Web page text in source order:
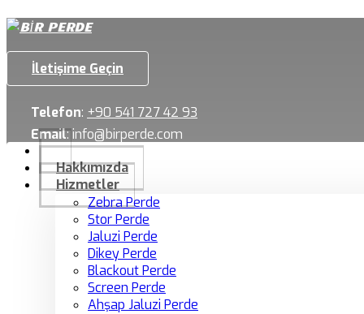
İletişime Geçin
Telefon: +90 541 727 42 93
Email:info@birperde.com
Hakkımızda
Hizmetler
Zebra Perde
Stor Perde
Jaluzi Perde
Dikey Perde
Blackout Perde
Screen Perde
Ahşap Jaluzi Perde